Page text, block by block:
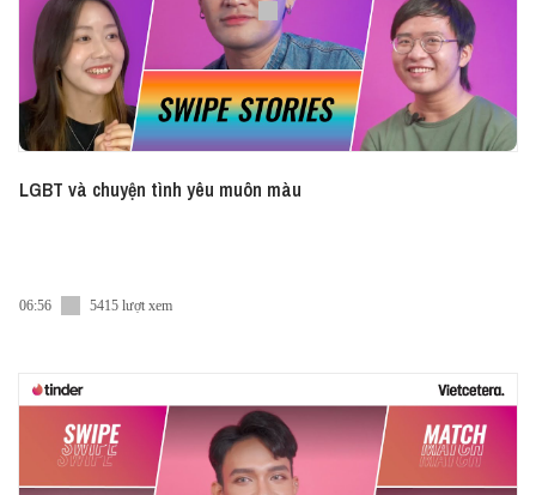
LGBT và chuyện tình yêu muôn màu
06:56 5415 lượt xem